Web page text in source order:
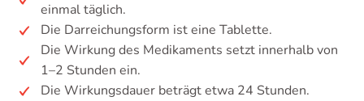
einmal täglich.
Die Darreichungsform ist eine Tablette.
Die Wirkung des Medikaments setzt innerhalb von
1–2 Stunden ein.
Die Wirkungsdauer beträgt etwa 24 Stunden.